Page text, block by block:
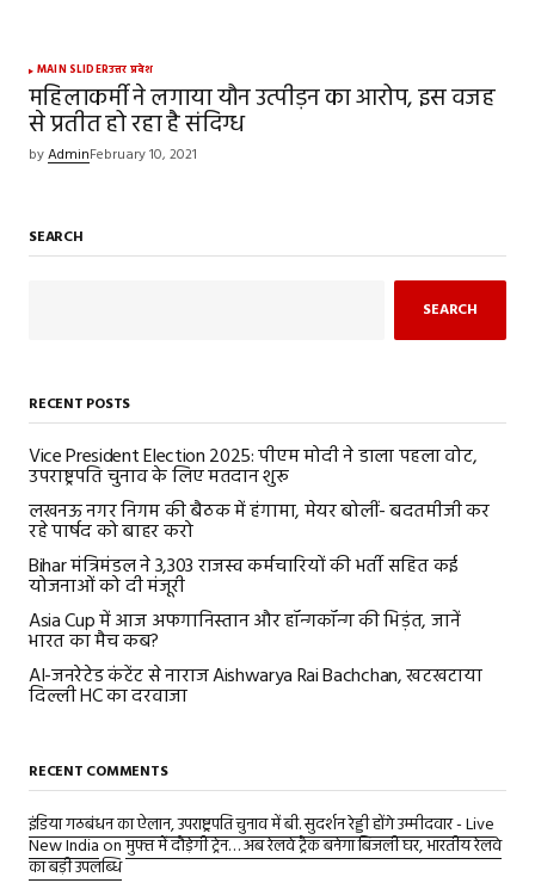
MAIN SLIDERउत्तर प्रदेश
महिलाकर्मी ने लगाया यौन उत्पीड़न का आरोप, इस वजह
से प्रतीत हो रहा है संदिग्ध
byAdminFebruary 10, 2021
SEARCH
SEARCH
RECENT POSTS
Vice President Election 2025: पीएम मोदी ने डाला पहला वोट,
उपराष्ट्रपति चुनाव के लिए मतदान शुरू
लखनऊ नगर निगम की बैठक में हंगामा, मेयर बोलीं- बदतमीजी कर
रहे पार्षद को बाहर करो
Bihar मंत्रिमंडल ने 3,303 राजस्व कर्मचारियों की भर्ती सहित कई
योजनाओं को दी मंजूरी
Asia Cup में आज अफगानिस्तान और हॉन्गकॉन्ग की भिड़ंत, जानें
भारत का मैच कब?
AI-जनरेटेड कंटेंट से नाराज Aishwarya Rai Bachchan, खटखटाया
दिल्ली HC का दरवाजा
RECENT COMMENTS
इंडिया गठबंधन का ऐलान, उपराष्ट्रपति चुनाव में बी. सुदर्शन रेड्डी होंगे उम्मीदवार - Live
New Indiaonमुफ्त में दौड़ेगी ट्रेन… अब रेलवे ट्रैक बनेगा बिजली घर, भारतीय रेलवे
का बड़ी उपलब्धि